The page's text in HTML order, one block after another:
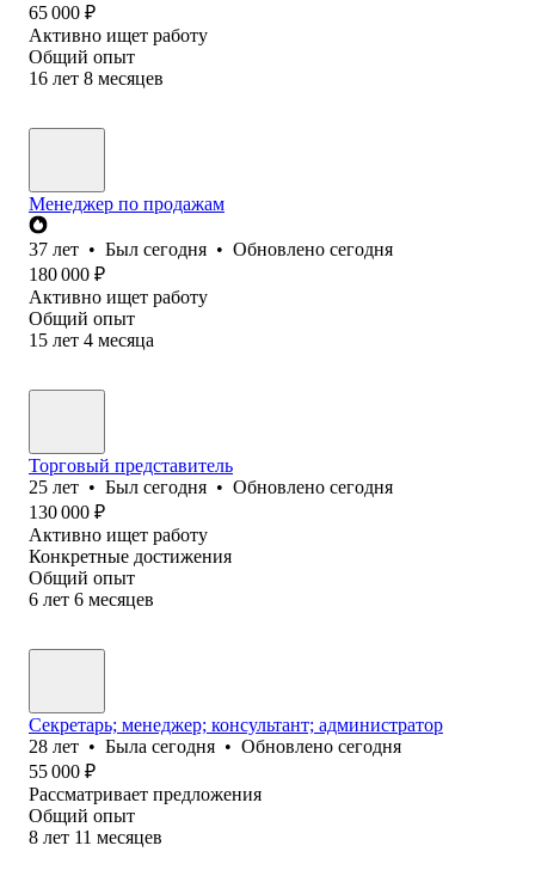
65 000 ₽
Активно ищет работу
Общий опыт
16 лет 8 месяцев
Менеджер по продажам
37 лет • Был сегодня • Обновлено сегодня
180 000 ₽
Активно ищет работу
Общий опыт
15 лет 4 месяца
Торговый представитель
25 лет • Был сегодня • Обновлено сегодня
130 000 ₽
Активно ищет работу
Конкретные достижения
Общий опыт
6 лет 6 месяцев
Секретарь; менеджер; консультант; администратор
28 лет • Была сегодня • Обновлено сегодня
55 000 ₽
Рассматривает предложения
Общий опыт
8 лет 11 месяцев